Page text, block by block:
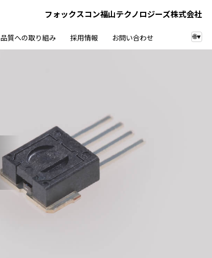
品質への取り組み 採用情報 お問い合わせ
フォックスコン福山テクノロジーズ株式会社
🌐▾